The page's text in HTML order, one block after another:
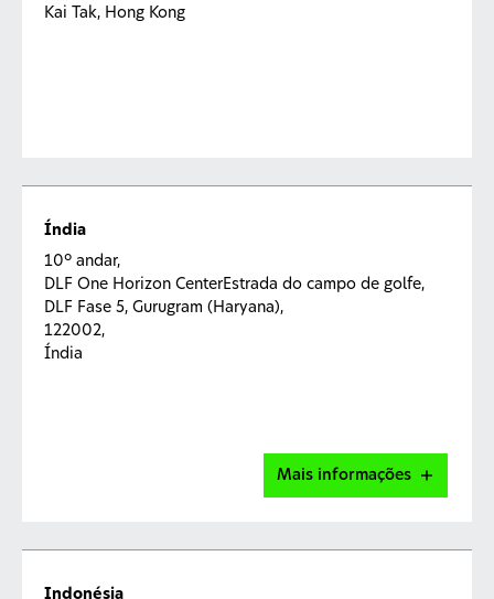
Kai Tak, Hong Kong
Índia
10º andar,
DLF One Horizon CenterEstrada do campo de golfe,
DLF Fase 5, Gurugram (Haryana),
122002,
Índia
Mais informações
Indonésia